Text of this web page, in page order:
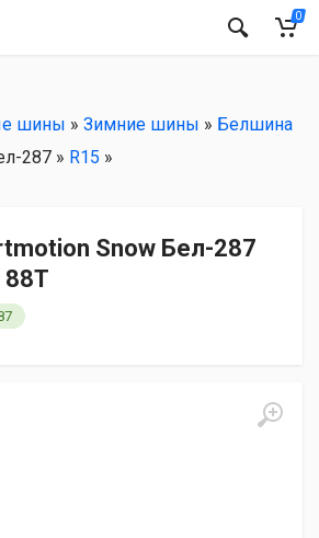
0
шины » Зимние шины » Белшина
287 » R15 »
Snow Бел-287
88T